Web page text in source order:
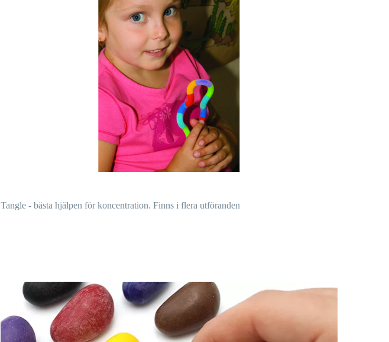
Tangle - bästa hjälpen för koncentration. Finns i flera utföranden